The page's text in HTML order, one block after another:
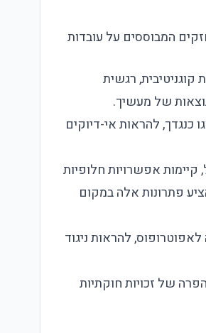
המבוססים על עובדות
רגשית
של מעשיך.
כנגדך, להראות אי-דיוקים
אפשרויות חלופיות
פתרונות אלה במקום
להראות ניגוד
של זכויות חוקתיות